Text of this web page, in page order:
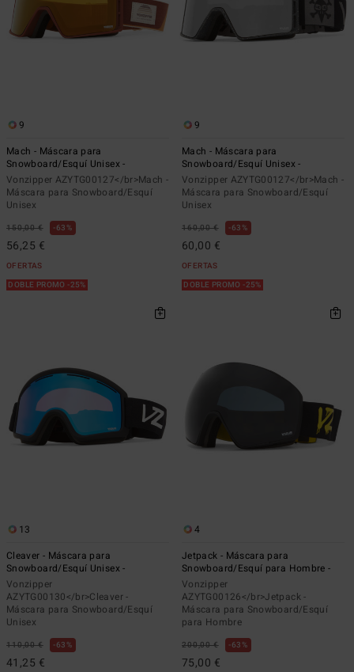
9
Mach - Máscara para
Snowboard/Esquí Unisex -
Vonzipper AZYTG00127</br>Mach -
Máscara para Snowboard/Esquí
Unisex
150,00 € 63%
56,25 €
OFERTAS
DOBLE PROMO -25%
9
Mach - Máscara para
Snowboard/Esquí Unisex -
Vonzipper AZYTG00127</br>Mach -
Máscara para Snowboard/Esquí
Unisex
160,00 € 63%
60,00 €
OFERTAS
DOBLE PROMO -25%
13
Cleaver - Máscara para
Snowboard/Esquí Unisex -
Vonzipper
AZYTG00130</br>Cleaver -
Máscara para Snowboard/Esquí
Unisex
110,00 € 63%
41,25 €
4
Jetpack - Máscara para
Snowboard/Esquí para Hombre -
Vonzipper
AZYTG00126</br>Jetpack -
Máscara para Snowboard/Esquí
para Hombre
200,00 € 63%
75,00 €